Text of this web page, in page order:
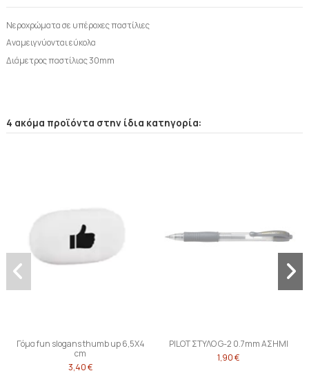
Νεροχρώματα σε υπέροχες παστίλιες
Αναμειγνύονται εύκολα
Διάμετρος παστίλιας 30mm
4 ακόμα προϊόντα στην ίδια κατηγορία:
Γόμα fun slogans thumb up 6,5X4
cm
3,40 €
PILOT ΣΤΥΛΟ G-2 0.7mm ΑΣΗΜΙ
1,90 €